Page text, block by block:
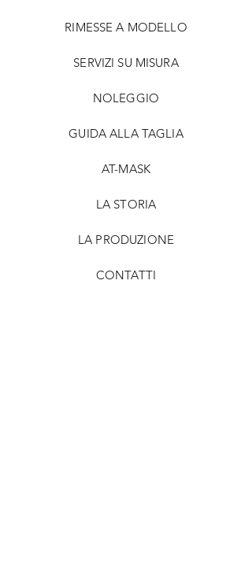
RIMESSE A MODELLO
SERVIZI SU MISURA
NOLEGGIO
GUIDA ALLA TAGLIA
AT-MASK
LA STORIA
LA PRODUZIONE
CONTATTI